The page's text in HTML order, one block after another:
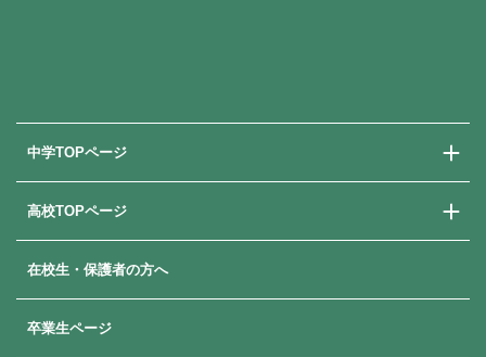
中学TOPページ
中学校での学び
高校TOPページ
高校での学び
在校生・保護者の方へ
卒業生ページ